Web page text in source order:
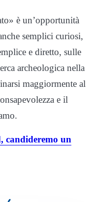
è un’opportunità
semplici curiosi,
e diretto, sulle
archeologica nella
maggiormente al
e il
candideremo un